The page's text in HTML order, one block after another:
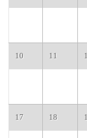
10 11
17 18